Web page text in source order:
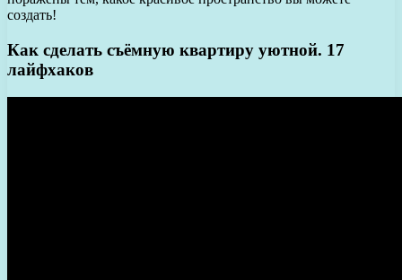
создать!
Как сделать съёмную квартиру уютной. 17
лайфхаков